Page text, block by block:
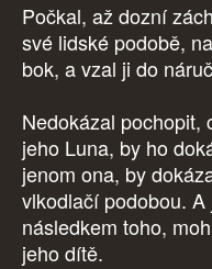
Počkal, až dozní
své lidské podobě,
bok, a vzal ji do
Nedokázal pochopit,
jeho Luna, by ho
jenom ona, by
vlkodlačí podobou.
následkem toho,
jeho dítě.